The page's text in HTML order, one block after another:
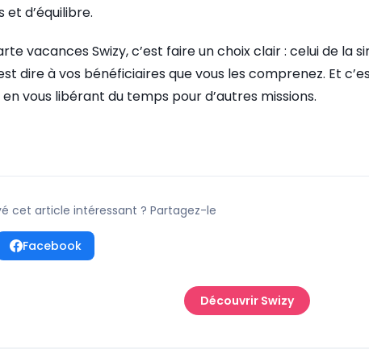
et d’équilibre.
vacances Swizy, c’est faire un choix clair : celui de la
dire à vos bénéficiaires que vous les comprenez. Et
vous libérant du temps pour d’autres missions.
cet article intéressant ? Partagez-le
Facebook
Découvrir Swizy